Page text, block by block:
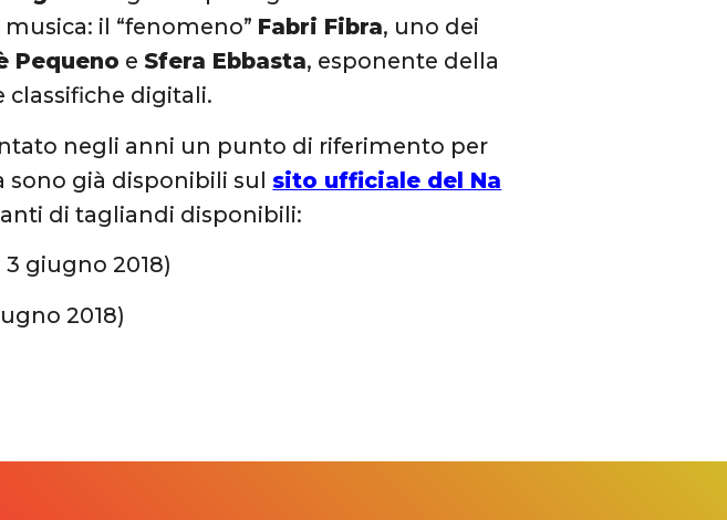
il “fenomeno” Fabri Fibra, uno dei
Pequeno e Sfera Ebbasta, esponente della
classifiche digitali.
negli anni un punto di riferimento per
già disponibili sul sito ufficiale del Na
di tagliandi disponibili:
giugno 2018)
2018)